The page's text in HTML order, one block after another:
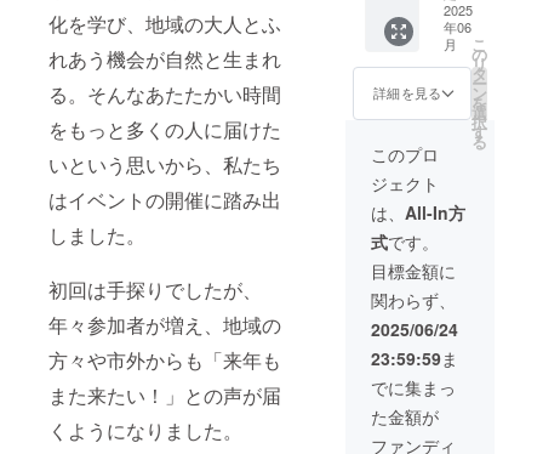
化を学び、地域の大人とふ
れあう機会が自然と生まれ
る。そんなあたたかい時間
をもっと多くの人に届けた
いという思いから、私たち
はイベントの開催に踏み出
しました。
初回は手探りでしたが、
年々参加者が増え、地域の
方々や市外からも「来年も
また来たい！」との声が届
くようになりました。
掲載期
間：
2025年
5月〜
2026年
の1年間
・掲載
方法：
文字の
み、ロ
ゴ／バ
ナーの
掲載は
不可 ・
掲載サ
イズ：
大 ・支
援時、
必ず備
考欄に
希望さ
れるお
（ニッ
クネー
ム）と
PR動画
を作成
し掲載
しま
す。 イ
ベント
会場に
て支援
者様の
お名前
を掲示
しま
す。 企
業PRに
ご利用
くださ
い！ ・
掲載期
間：
2025
年06
月
詳細を見る
こ
の
リ
タ
ー
ン
を
選
択
す
る
このプロ
ジェクト
は、 All-In方
式です。
目標金額に
関わらず、
2025/06/24
23:59:59ま
でに集まっ
た金額が
ファンディ